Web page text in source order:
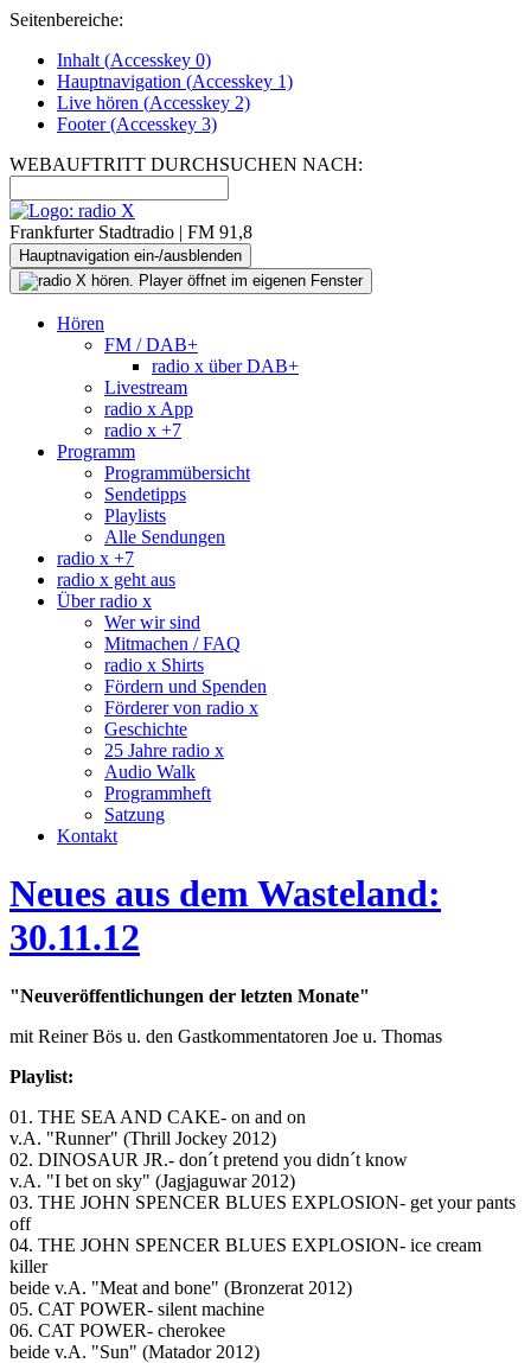
Seitenbereiche:
Inhalt (Accesskey 0)
Hauptnavigation (Accesskey 1)
Live hören (Accesskey 2)
Footer(Accesskey 3)
WEBAUFTRITT DURCHSUCHEN NACH:
Frankfurter Stadtradio | FM 91,8
Hauptnavigation ein-/ausblenden
Hören
FM / DAB+
radio x über DAB+
Livestream
radio x App
radio x +7
Programm
Programmübersicht
Sendetipps
Playlists
Alle Sendungen
radio x +7
radio x geht aus
Über radio x
Wer wir sind
Mitmachen / FAQ
radio x Shirts
Fördern und Spenden
Förderer von radio x
Geschichte
25 Jahre radio x
Audio Walk
Programmheft
Satzung
Kontakt
Neues aus dem Wasteland:
30.11.12
"Neuveröffentlichungen der letzten Monate"
mit Reiner Bös u. den Gastkommentatoren Joe u. Thomas
Playlist:
01. THE SEA AND CAKE- on and on
v.A. "Runner" (Thrill Jockey 2012)
02. DINOSAUR JR.- don´t pretend you didn´t know
v.A. "I bet on sky" (Jagjaguwar 2012)
03. THE JOHN SPENCER BLUES EXPLOSION- get your pants
off
04. THE JOHN SPENCER BLUES EXPLOSION- ice cream
killer
beide v.A. "Meat and bone" (Bronzerat 2012)
05. CAT POWER- silent machine
06. CAT POWER- cherokee
beide v.A. "Sun" (Matador 2012)